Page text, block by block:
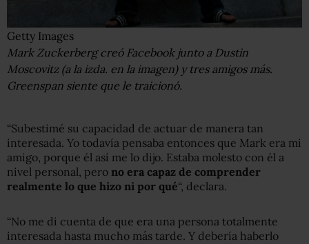
Getty Images
Mark Zuckerberg creó Facebook junto a Dustin
Moscovitz (a la izda. en la imagen) y tres amigos más.
Greenspan siente que le traicionó.
“Subestimé su capacidad de actuar de manera tan
interesada. Yo todavía pensaba entonces que Mark era mi
amigo, porque él así me lo dijo. Estaba molesto con él a
nivel personal, pero no era capaz de comprender
realmente lo que hizo ni por qué“, declara.
“No me di cuenta de que era una persona totalmente
interesada hasta mucho más tarde. Y debería haberlo